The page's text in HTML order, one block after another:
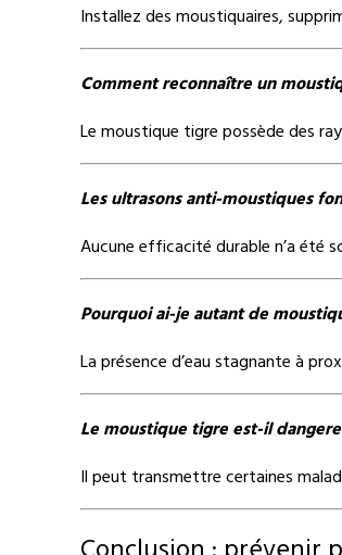
Installez des moustiquaires,
Comment reconnaître un
Le moustique tigre possède des
Les ultrasons anti-moustiques
Aucune efficacité durable n’a été
Pourquoi ai-je autant de
La présence d’eau stagnante à
Le moustique tigre est-il
Il peut transmettre certaines